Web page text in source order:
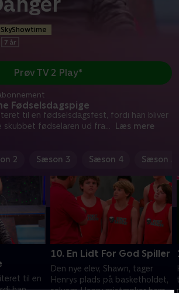
Fødselsdagspige
til en fødselsdagsfest, fordi han bliver
skubbet fødselaren ud fra... Læs mere
Prøv TV 2 Play*
2 Sæson 3 Sæson 4 Sæson 5
til en
han
10. En Lidt For God Spiller
Den nye elev, Shawn, tager
Henrys plads på basketholdet,
selvom Henry mistænker ham